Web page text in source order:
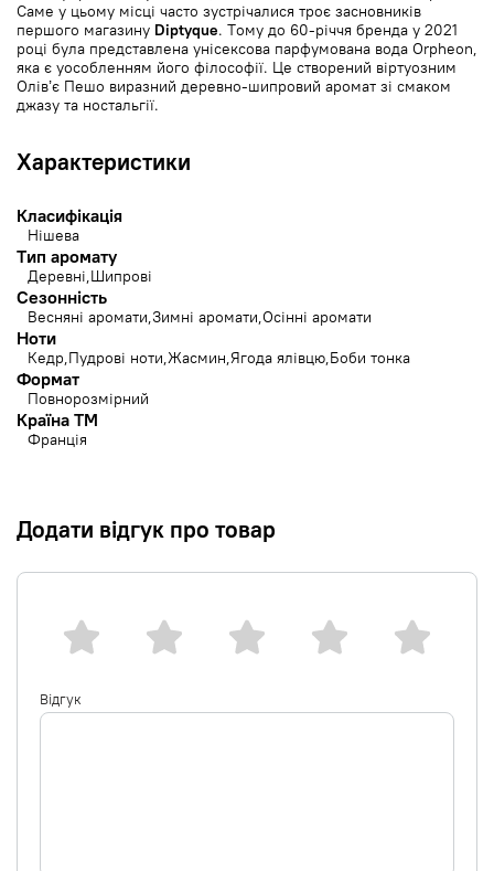
Саме у цьому місці часто зустрічалися троє засновників
першого магазину Diptyque. Тому до 60-річчя бренда у 2021
році була представлена унісексова парфумована вода Orpheon,
яка є уособленням його філософії. Це створений віртуозним
Олів’є Пешо виразний деревно-шипровий аромат зі смаком
джазу та ностальгії.
Характеристики
Класифікація
Нішева
Тип аромату
Деревні Шипрові
Сезонність
Весняні аромати Зимні аромати Осінні аромати
Ноти
Кедр Пудрові ноти Жасмин Ягода ялівцю Боби тонка
Формат
Повнорозмірний
Країна ТМ
Франція
Додати відгук про товар
Відгук